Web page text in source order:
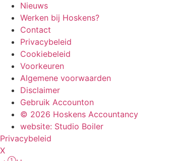
Nieuws
Werken bij Hoskens?
Contact
Privacybeleid
Cookiebeleid
Voorkeuren
Algemene voorwaarden
Disclaimer
Gebruik Accounton
© 2026 Hoskens Accountancy
website: Studio Boiler
Privacybeleid
X